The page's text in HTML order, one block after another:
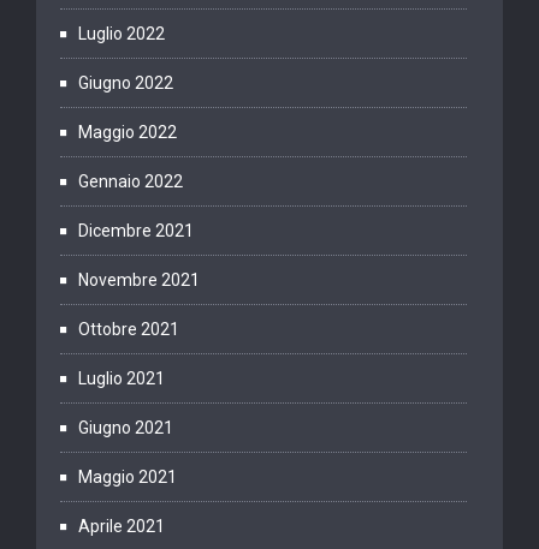
Luglio 2022
Giugno 2022
Maggio 2022
Gennaio 2022
Dicembre 2021
Novembre 2021
Ottobre 2021
Luglio 2021
Giugno 2021
Maggio 2021
Aprile 2021